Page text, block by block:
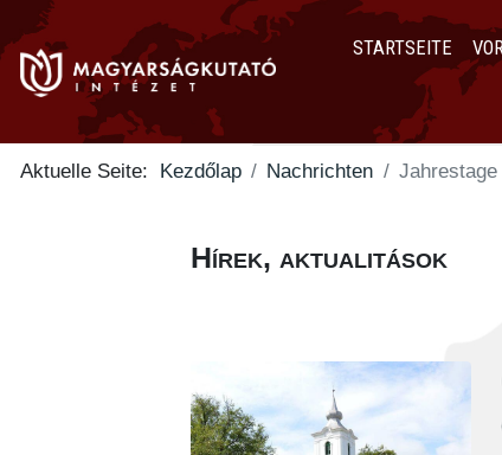
STARTSEITE
Aktuelle Seite: Kezdőlap Nachrichten Jahrestage
Hírek, aktualitások